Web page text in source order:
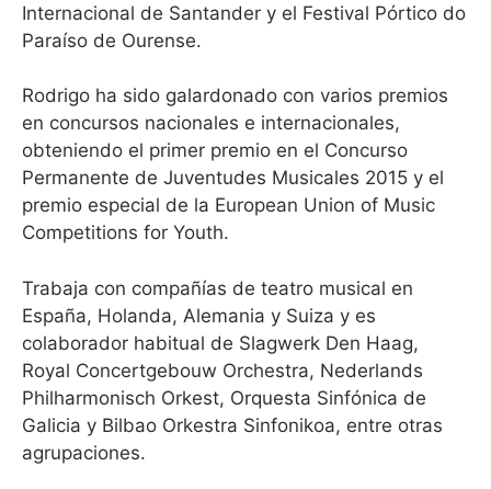
Internacional de Santander y el Festival Pórtico do
Paraíso de Ourense.
Rodrigo ha sido galardonado con varios premios
en concursos nacionales e internacionales,
obteniendo el primer premio en el Concurso
Permanente de Juventudes Musicales 2015 y el
premio especial de la European Union of Music
Competitions for Youth.
Trabaja con compañías de teatro musical en
España, Holanda, Alemania y Suiza y es
colaborador habitual de Slagwerk Den Haag,
Royal Concertgebouw Orchestra, Nederlands
Philharmonisch Orkest, Orquesta Sinfónica de
Galicia y Bilbao Orkestra Sinfonikoa, entre otras
agrupaciones.